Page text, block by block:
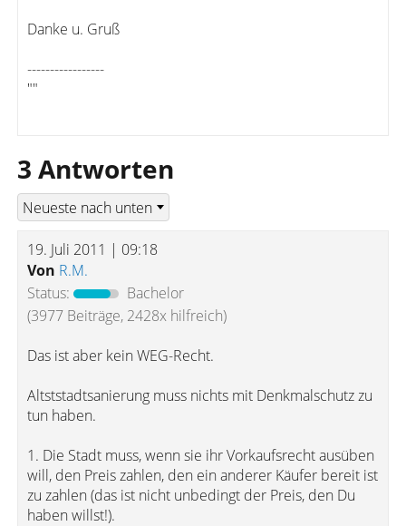
Danke u. Gruß
-----------------
""
3 Antworten
19. Juli 2011 | 09:18
Von R.M.
Status:
Bachelor
(3977 Beiträge, 2428x hilfreich)
Das ist aber kein WEG-Recht.
Altststadtsanierung muss nichts mit Denkmalschutz zu
tun haben.
1. Die Stadt muss, wenn sie ihr Vorkaufsrecht ausüben
will, den Preis zahlen, den ein anderer Käufer bereit ist
zu zahlen (das ist nicht unbedingt der Preis, den Du
haben willst!).